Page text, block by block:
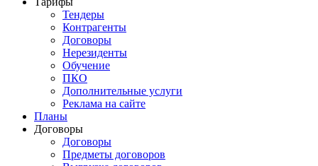
Тендеры
Контрагенты
Договоры
Нерезиденты
Обучение
ПКО
Дополнительные услуги
Реклама на сайте
Планы
Договоры
Договоры
Предметы договоров